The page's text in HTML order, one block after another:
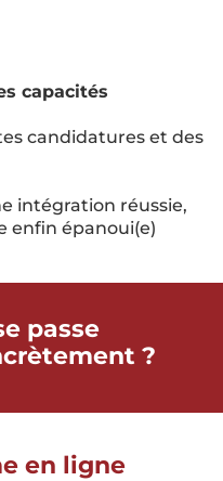
capacités
candidatures et des
intégration réussie,
enfin épanoui(e)
passe
?
en ligne